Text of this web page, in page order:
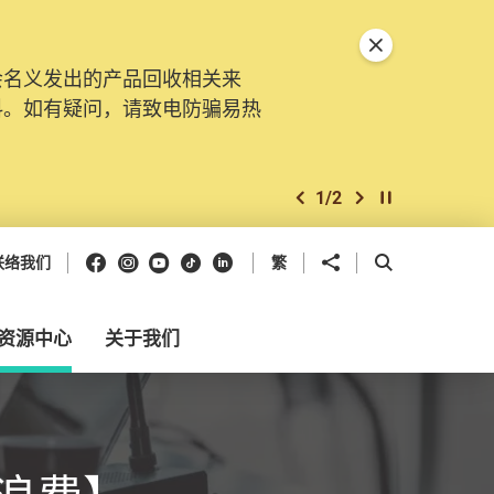
义发出的产品回收相关来
如有疑问，请致电防骗易热
上一个
1/2 下一个开始/暂停幻灯
关闭特別通告
络我们 Facebook
Instagram
Youtube
抖音领英 繁 分享到 开启搜寻框
源中心 关于我们